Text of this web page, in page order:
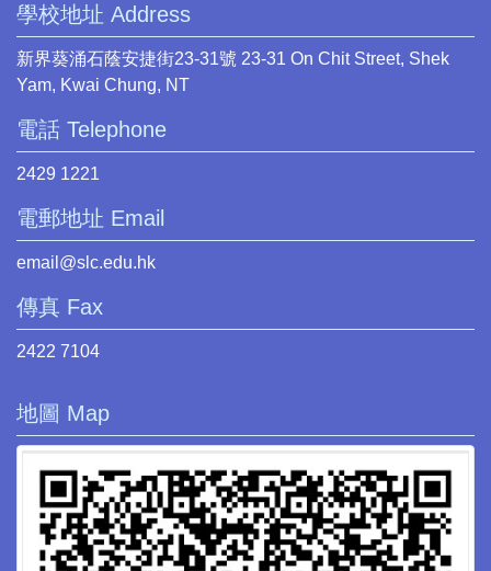
學校地址 Address
新界葵涌石蔭安捷街23-31號 23-31 On Chit Street, Shek
Yam, Kwai Chung, NT
電話 Telephone
2429 1221
電郵地址 Email
email@slc.edu.hk
傳真 Fax
2422 7104
地圖 Map